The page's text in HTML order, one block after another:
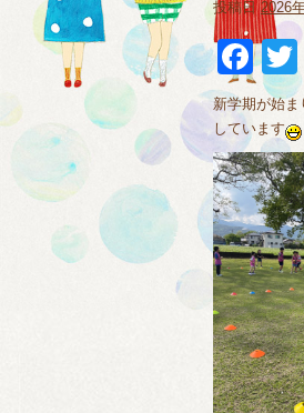
投稿日 2026
新学期が始
しています